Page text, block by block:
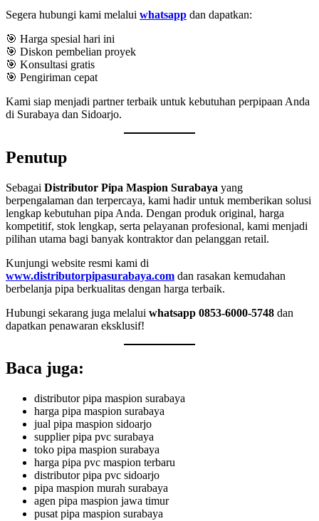
Segera hubungi kami melalui whatsapp dan dapatkan:
🎯 Harga spesial hari ini
🎯 Diskon pembelian proyek
🎯 Konsultasi gratis
🎯 Pengiriman cepat
Kami siap menjadi partner terbaik untuk kebutuhan perpipaan Anda
di Surabaya dan Sidoarjo.
Penutup
Sebagai Distributor Pipa Maspion Surabaya yang
berpengalaman dan terpercaya, kami hadir untuk memberikan solusi
lengkap kebutuhan pipa Anda. Dengan produk original, harga
kompetitif, stok lengkap, serta pelayanan profesional, kami menjadi
pilihan utama bagi banyak kontraktor dan pelanggan retail.
Kunjungi website resmi kami di
www.distributorpipasurabaya.com dan rasakan kemudahan
berbelanja pipa berkualitas dengan harga terbaik.
Hubungi sekarang juga melalui whatsapp 0853-6000-5748 dan
dapatkan penawaran eksklusif!
Baca juga:
distributor pipa maspion surabaya
harga pipa maspion surabaya
jual pipa maspion sidoarjo
supplier pipa pvc surabaya
toko pipa maspion surabaya
harga pipa pvc maspion terbaru
distributor pipa pvc sidoarjo
pipa maspion murah surabaya
agen pipa maspion jawa timur
pusat pipa maspion surabaya